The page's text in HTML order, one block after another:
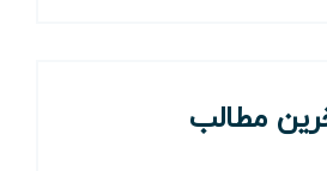
مطالب